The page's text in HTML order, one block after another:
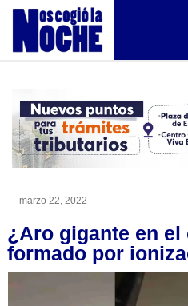
marzo 22, 2022
¿Aro gigante en
formado por